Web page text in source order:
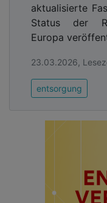
aktualisierte
Status der
Europa
23.03.2026,
entsorgung